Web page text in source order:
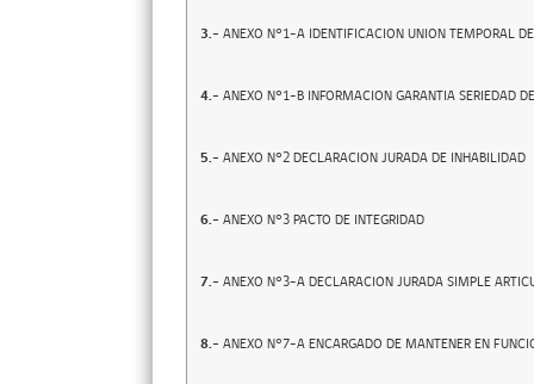
3.- ANEXO N°1-A IDENTIFICACION UNION TEMPORAL DE
4.- ANEXO N°1-B INFORMACION GARANTIA SERIEDAD
5.- ANEXO N°2 DECLARACION JURADA DE INHABILIDAD
6.- ANEXO N°3 PACTO DE INTEGRIDAD
7.- ANEXO N°3-A DECLARACION JURADA SIMPLE
8.- ANEXO N°7-A ENCARGADO DE MANTENER EN